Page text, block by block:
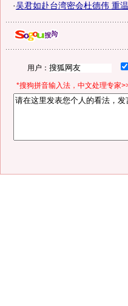
·吴君如赴台湾密会杜德伟 重
用户：
*搜狗拼音输入法，中文处理专家